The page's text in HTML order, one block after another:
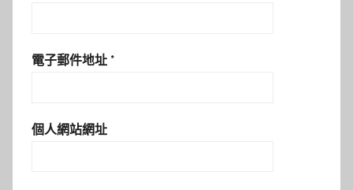
電子郵件地址 *
個人網站網址